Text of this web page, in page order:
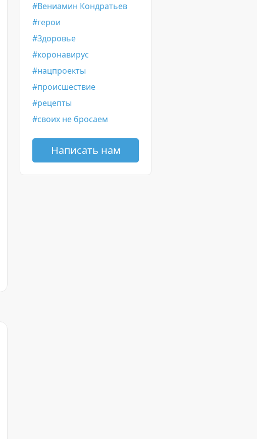
Вениамин Кондратьев
герои
Здоровье
коронавирус
нацпроекты
происшествие
рецепты
своих не бросаем
Написать нам